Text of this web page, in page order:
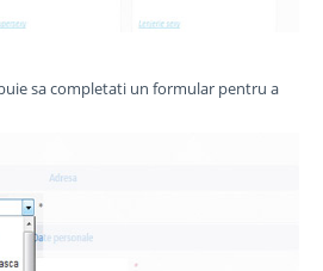
sa completati un formular pentru a